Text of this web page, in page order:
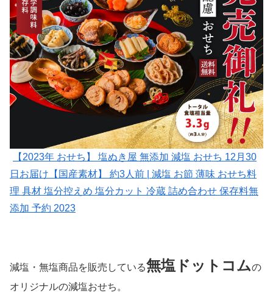
【2023年 おせち】 塩ぬき屋 無添加 減塩 おせち 12月30
日お届け【国産素材】 約3人前 | 減塩 お節 薄味 おせち料
理 具材 塩分控えめ 塩分カット 冷蔵 詰め合わせ 保存料無
添加 予約 2023
減塩・無塩商品を販売している無塩ドットコムの
オリジナルの減塩おせち。